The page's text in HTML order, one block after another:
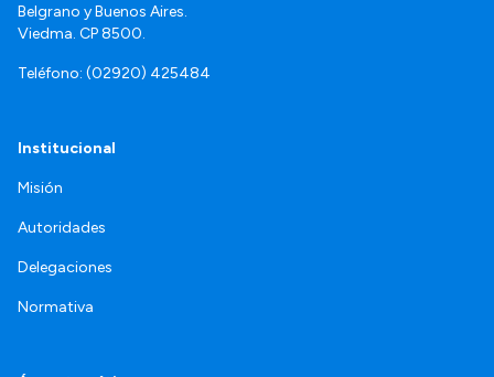
Belgrano y Buenos Aires.
Viedma. CP 8500.
Teléfono: (02920) 425484
Institucional
Misión
Autoridades
Delegaciones
Normativa